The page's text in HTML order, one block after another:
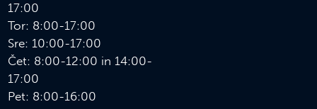
17:00
Tor: 8:00-17:00
Sre: 10:00-17:00
Čet: 8:00-12:00 in 14:00-
17:00
Pet: 8:00-16:00